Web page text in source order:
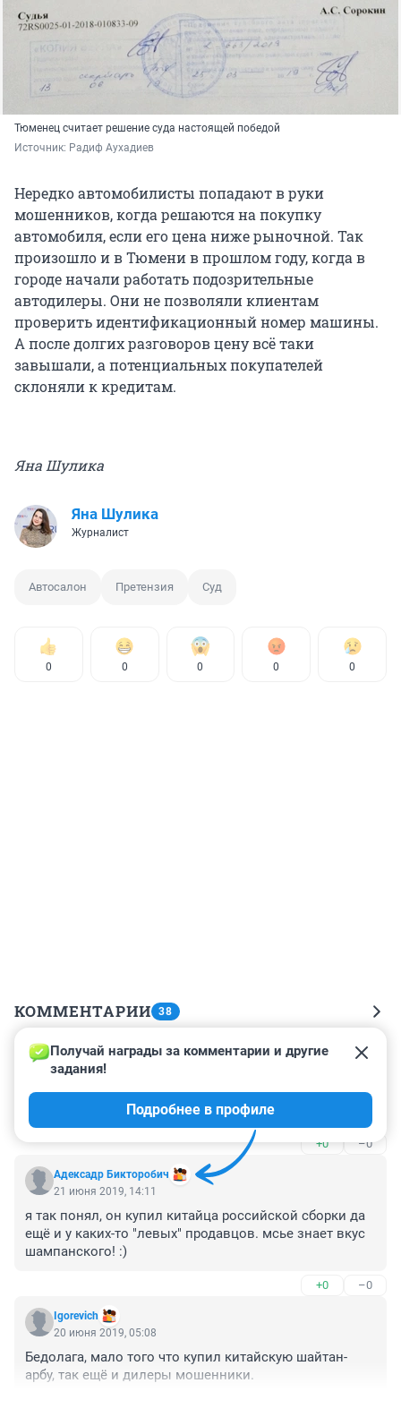
Тюменец считает решение суда настоящей победой
Источник: Радиф Аухадиев
Нередко автомобилисты попадают в руки
мошенников, когда решаются на покупку
автомобиля, если его цена ниже рыночной. Так
произошло и в Тюмени в прошлом году, когда в
городе начали работать подозрительные
автодилеры. Они не позволяли клиентам
проверить идентификационный номер машины.
А после долгих разговоров цену всё таки
завышали, а потенциальных покупателей
склоняли к кредитам.
Яна Шулика
Яна Шулика
Журналист
Автосалон Претензия Суд
0 0 0 0 0
КОММЕНТАРИИ 38
Гость
13 сентября 2021, 16:37
Дааа! Лучше бы ладу икс рэй взял там только головку
ремонтировать 😂
+0 –0
Адексадр Бикторобич
Получай награды за комментарии и другие
задания!
Подробнее в профиле
21 июня 2019, 14:11
я так понял, он купил китайца российской сборки да
ещё и у каких-то "левых" продавцов. мсье знает вкус
шампанского! :)
+0 –0
Igorevich
20 июня 2019, 05:08
Бедолага, мало того что купил китайскую шайтан-
арбу, так ещё и дилеры мошенники.